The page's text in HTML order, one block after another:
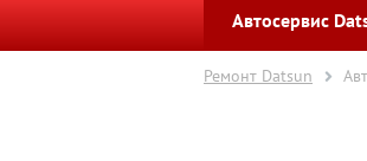
Автосервис
Ремонт Datsun